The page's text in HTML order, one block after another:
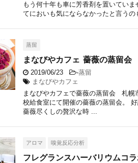
もう何十年も車に芳香剤を置いてい
てにおいも気にならなかったと言うの
蒸留
まなびやカフェ 薔薇の蒸留会
2019/06/23 -蒸留
まなびやカフェ
まなびやカフェで薔薇の蒸留会 札幌
校給食室にて開催の薔薇の蒸留会。
薔薇尽くしの贅沢な時 ...
アロマ 嗅覚反応分析
フレグランスハーバリウムコ